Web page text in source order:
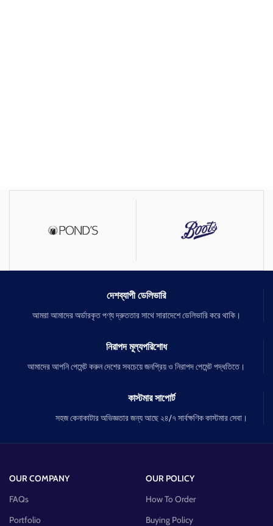
দেশব্যাপী ডেলিভারি
আমরা আমাদের অর্ডারকৃত পণ্য দ্রুততার সাথে সারাদেশে ডেলিভারি করে থাকি।
নিরাপদ মূল্যপরিশোধ
আমাদের আপনি পেমেন্ট করুন দেশের সবচেয়ে জনপ্রিয় ও নিরাপদ পেমেন্ট পদ্ধতিতে।
কাস্টমার সাপোর্ট
সহজ কেনাকাটার অভিজ্ঞতার জন্য আছে ২৪/৭ সার্বক্ষণিক কাস্টমার সেবা।
OUR COMPANY
FAQs
Portfolio
OUR POLICY
How To Order
Buying Policy